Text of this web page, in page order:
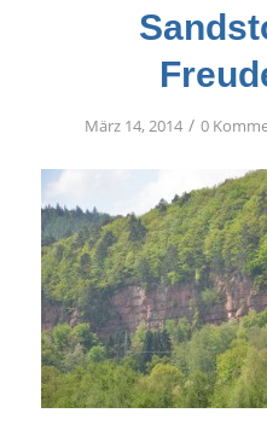
März 14, 2014 / 0